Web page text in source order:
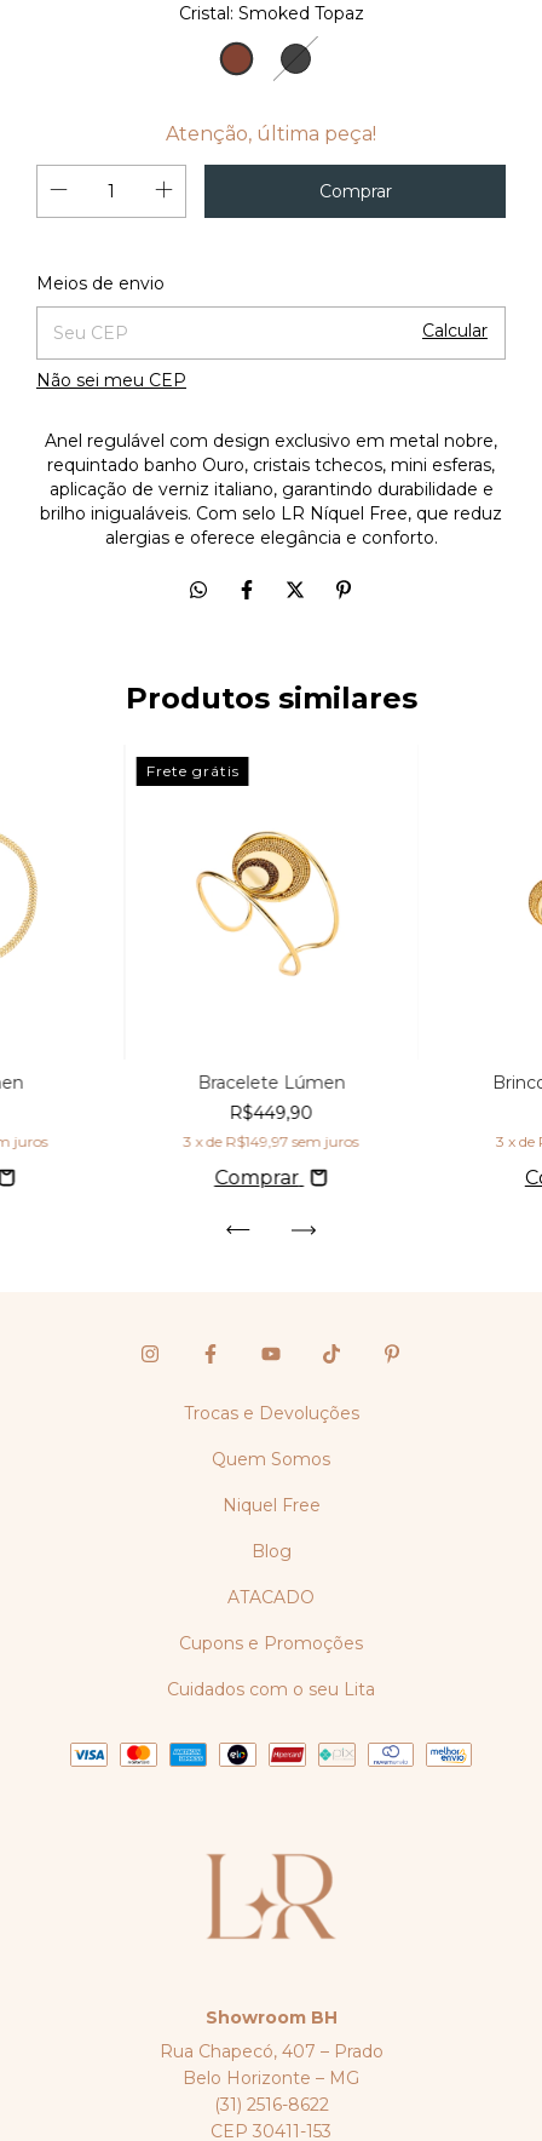
Cristal: Smoked Topaz
Smoked
Topaz
Hematita
Atenção, última peça!
Entregas para o CEP:
Meios de envio
Calcular
Não sei meu CEP
Anel regulável com design exclusivo em metal nobre,
requintado banho Ouro, cristais tchecos, mini esferas,
aplicação de verniz italiano, garantindo durabilidade e
brilho inigualáveis. Com selo LR Níquel Free, que reduz
alergias e oferece elegância e conforto.
Produtos similares
juros
Frete grátis
Bracelete Lúmen
R$449,90
3 x de R$149,97 sem juros
Comprar
3 x de
Trocas e Devoluções
Quem Somos
Niquel Free
Blog
ATACADO
Cupons e Promoções
Cuidados com o seu Lita
Showroom BH
Rua Chapecó, 407 – Prado
Belo Horizonte – MG
(31) 2516-8622
CEP 30411-153